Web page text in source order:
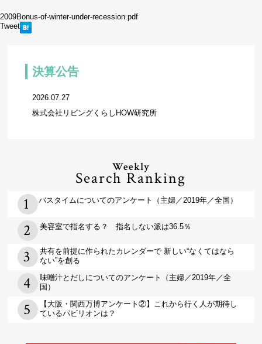
2009Bonus-of-winter-under-recession.pdf
Tweet
決算公告
2026.07.27
株式会社リビングくらしHOW研究所
Weekly
Search Ranking
バスタイムについてのアンケート（主婦／2019年／全国）
美容室で指名する？ 指名しない派は36.5％
共有を前提に作られたカレンダーで 新しい“なくてはなら
ない”を創る
味噌汁とだしについてのアンケート（主婦／2019年／全
国）
【大阪・関西万博アンケート②】これから行く人が期待し
ているパビリオンは？